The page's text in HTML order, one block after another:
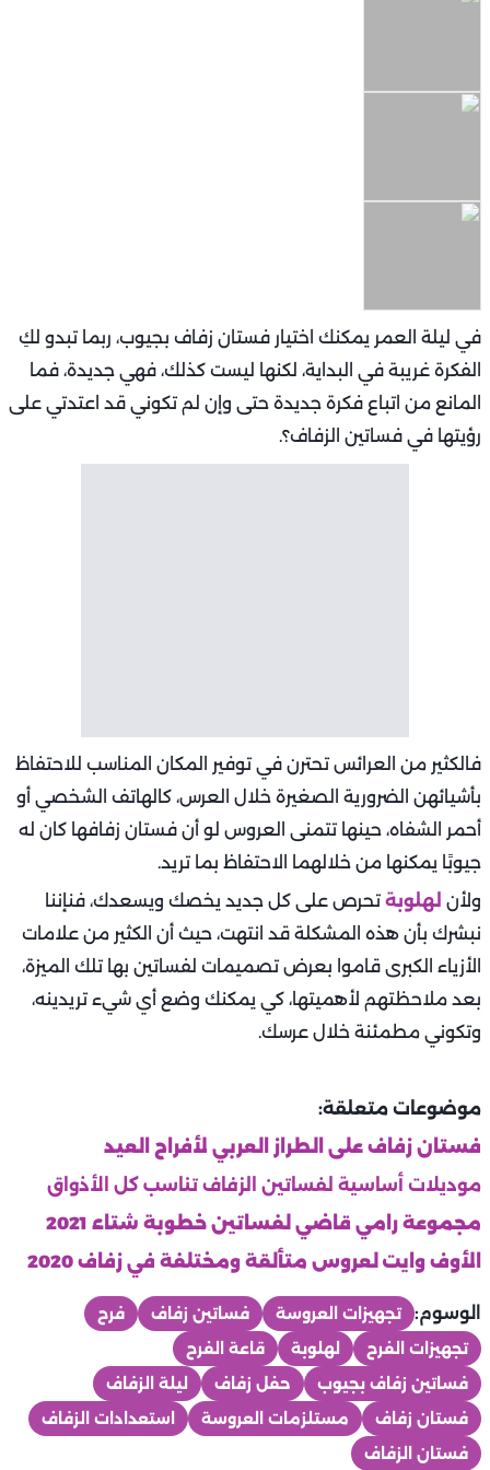
في ليلة العمر يمكنك اختيار فستان زفاف بجيوب، ربما تبدو لكِ
الفكرة غريبة في البداية، لكنها ليست كذلك، فهي جديدة، فما
المانع من اتباع فكرة جديدة حتى وإن لم تكوني قد اعتدتي على
رؤيتها في فساتين الزفاف؟.
فالكثير من العرائس تحترن في توفير المكان المناسب للاحتفاظ
بأشيائهن الضرورية الصغيرة خلال العرس، كالهاتف الشخصي أو
أحمر الشفاه، حينها تتمنى العروس لو أن فستان زفافها كان له
جيوبًا يمكنها من خلالهما الاحتفاظ بما تريد.
ولأن لهلوبة تحرص على كل جديد يخصك ويسعدك، فنإننا
نبشرك بأن هذه المشكلة قد انتهت، حيث أن الكثير من علامات
الأزياء الكبرى قاموا بعرض تصميمات لفساتين بها تلك الميزة،
بعد ملاحظتهم لأهميتها، كي يمكنك وضع أي شيء تريدينه،
وتكوني مطمئنة خلال عرسك.
موضوعات متعلقة:
فستان زفاف على الطراز العربي لأفراح العيد
موديلات أساسية لفساتين الزفاف تناسب كل الأذواق
مجموعة رامي قاضي لفساتين خطوبة شتاء 2021
الأوف وايت لعروس متألقة ومختلفة في زفاف 2020
الوسوم: تجهيزات العروسة فساتين زفاف
فرح
تجهيزات الفرح
لهلوبة
قاعة الفرح
فساتين زفاف بجيوب
حفل زفاف
ليلة الزفاف
فستان زفاف
مستلزمات العروسة
استعدادات الزفاف
فستان الزفاف